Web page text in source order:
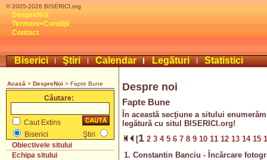
© 2005-2026 BISERICI.org
DespreNoi
Termeni+Condiţii
Contact
Biserici Ştiri Calendar Legături Statistici
Acasă > DespreNoi > Fapte Bune
Căutare:
Caut Extins
Biserici
Ştiri
Obiectivele sitului
Echipa sitului
Despre noi
Fapte Bune
În această secţiune a sitului
legătură cu situl BISERICI.org!
[1 2 3 4 5 6 7 8 9 10 11 12 13 14 15
1. Constantin Banciu - Încărcare